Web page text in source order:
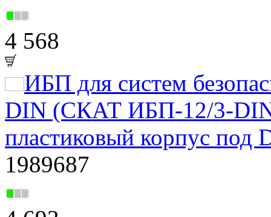
4 568
ИБП для систем
DIN (СКАТ ИБП-12/3-
пластиковый корпус
1989687